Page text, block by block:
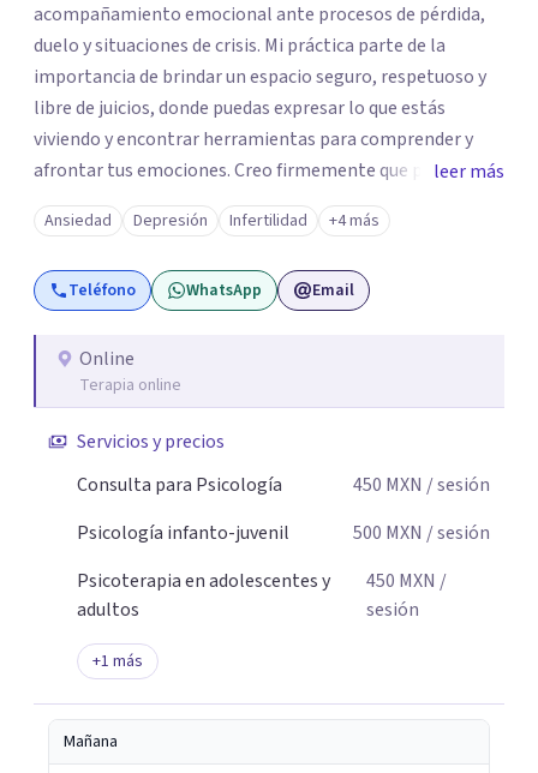
acompañamiento emocional ante procesos de pérdida,
duelo y situaciones de crisis. Mi práctica parte de la
importancia de brindar un espacio seguro, respetuoso y
libre de juicios, donde puedas expresar lo que estás
viviendo y encontrar herramientas para comprender y
afrontar tus emociones. Creo firmemente que pedir ayuda
psicológica no significa tener todas las respuestas, sino
permitirse contar con un espacio para detenerse,
comprender lo que sucede y comenzar a construir nuevas
formas de afrontar aquello que nos está generando
leer más
Ansiedad Depresión Infertilidad +4 más
Teléfono WhatsApp Email
Online
Terapia online
Servicios y precios
Consulta para Psicología
450 MXN / sesión
Psicología infanto-juvenil
500 MXN / sesión
Psicoterapia en adolescentes y
adultos
450 MXN /
sesión
+1 más
Mañana